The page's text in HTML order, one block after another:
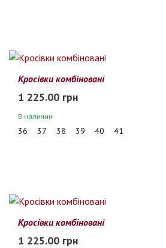
Кросівки комбіновані
1 225.00 грн
В наличии
36 37 38 39 40 41
Кросівки комбіновані
1 225.00 грн